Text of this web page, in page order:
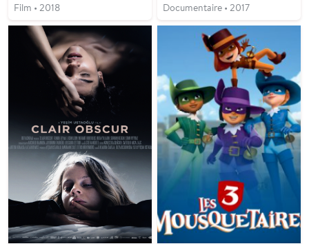
Film • 2018 Documentaire • 2017